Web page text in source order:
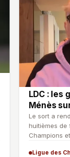
LDC : les
Ménès
Le sort a
huitièmes de
Champions
Chelsea